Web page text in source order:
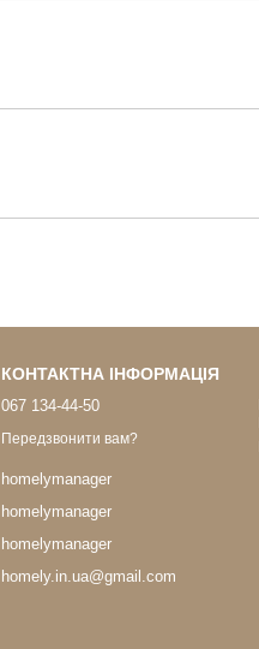
КОНТАКТНА ІНФОРМАЦІЯ
067 134-44-50
Передзвонити вам?
homelymanager
homelymanager
homelymanager
homely.in.ua@gmail.com